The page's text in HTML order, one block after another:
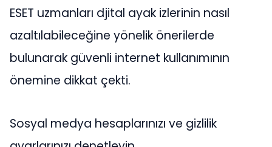
ESET uzmanları djital ayak izlerinin nasıl
azaltılabileceğine yönelik önerilerde
bulunarak güvenli internet kullanımının
önemine dikkat çekti.
Sosyal medya hesaplarınızı ve gizlilik